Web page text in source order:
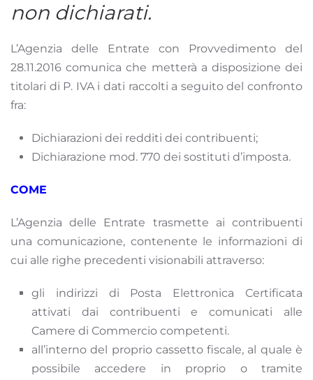
non dichiarati.
L’Agenzia delle Entrate con Provvedimento del
28.11.2016 comunica che metterà a disposizione dei
titolari di P. IVA i dati raccolti a seguito del confronto
fra:
Dichiarazioni dei redditi dei contribuenti;
Dichiarazione mod. 770 dei sostituti d’imposta.
COME
L’Agenzia delle Entrate trasmette ai contribuenti
una comunicazione, contenente le informazioni di
cui alle righe precedenti visionabili attraverso:
gli indirizzi di Posta Elettronica Certificata
attivati dai contribuenti e comunicati alle
Camere di Commercio competenti.
all’interno del proprio cassetto fiscale, al quale è
possibile accedere in proprio o tramite